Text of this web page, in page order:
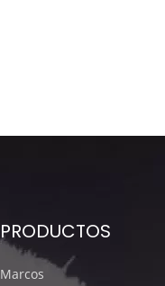
PRODUCTOS
Marcos